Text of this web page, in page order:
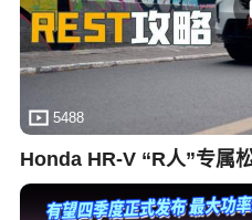
5488
Honda HR-V “R人”专属